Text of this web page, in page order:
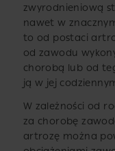
zwyrodnieniową
nawet w
to od postaci
od zawodu
chorobą lub od
ją w jej
W zależności od
za chorobę
artrozę można